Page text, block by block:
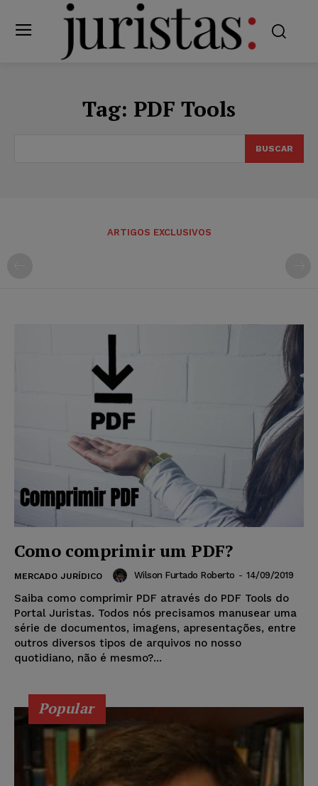
Tag: PDF Tools
BUSCAR
ARTIGOS EXCLUSIVOS
Como comprimir um PDF?
MERCADO JURÍDICO Wilson Furtado Roberto - 14/09/2019
Saiba como comprimir PDF através do PDF Tools do
Portal Juristas. Todos nós precisamos manusear uma
série de documentos, imagens, apresentações, entre
outros diversos tipos de arquivos no nosso
quotidiano, não é mesmo?...
Popular